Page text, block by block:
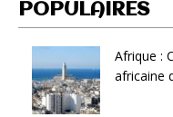
POPULAIRES
Afrique :
africaine